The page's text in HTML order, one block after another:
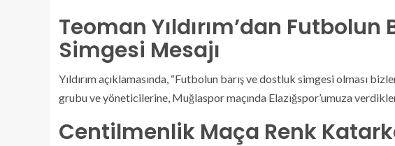
Teoman Yıldırım’dan Futbolun
Simgesi Mesajı
Yıldırım açıklamasında, “Futbolun barış ve dostluk simgesi olması
grubu ve yöneticilerine, Muğlaspor maçında Elazığspor’umuza
Centilmenlik Maça Renk